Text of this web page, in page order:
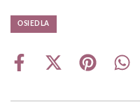
OSIEDLA
Share
Share
(Twitter)
Share